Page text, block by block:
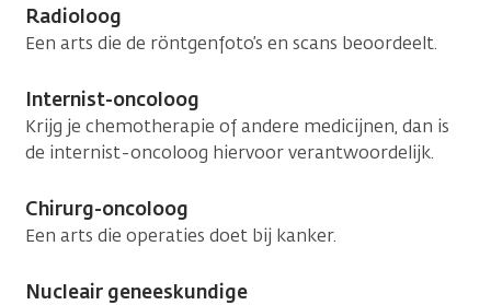
Radioloog
Een arts die de röntgenfoto’s en scans beoordeelt.
Internist-oncoloog
Krijg je chemotherapie of andere medicijnen, dan is
de internist-oncoloog hiervoor verantwoordelijk.
Chirurg-oncoloog
Een arts die operaties doet bij kanker.
Nucleair geneeskundige